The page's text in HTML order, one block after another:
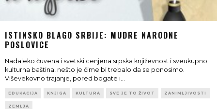
ISTINSKO BLAGO SRBIJE: MUDRE NARODNE
POSLOVICE
Nadaleko čuvena i svetski cenjena srpska književnost i sveukupno
kulturna baština, nešto je čime bi trebalo da se ponosimo.
Viševekovno trajanje, pored bogate i
EDUKACIJA KNJIGA KULTURA SVE JE TO ŽIVOT ZANIMLJIVOSTI
ZEMLJA